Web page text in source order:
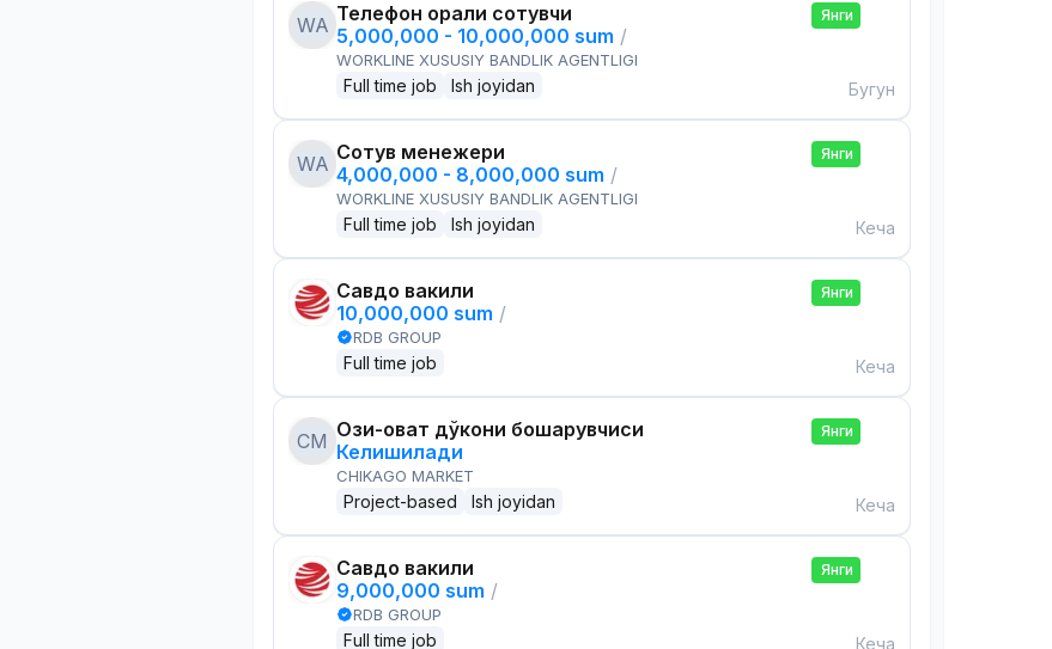
WA Телефон орқали сотувчи
5,000,000 - 10,000,000 sum /
WORKLINE XUSUSIY BANDLIK AGENTLIGI
Full time job Ish joyidan
Янги
Бугун
WA Сотув менежери
4,000,000 - 8,000,000 sum /
WORKLINE XUSUSIY BANDLIK AGENTLIGI
Full time job Ish joyidan
Янги
Кеча
Савдо вакили
10,000,000 sum /
RDB GROUP
Full time job
Янги
Кеча
CM Озиқ-овқат дўкони бошқарувчиси
Келишилади
CHIKAGO MARKET
Project-based Ish joyidan
Янги
Кеча
Савдо вакили
9,000,000 sum /
RDB GROUP
Full time job
Янги
Кеча